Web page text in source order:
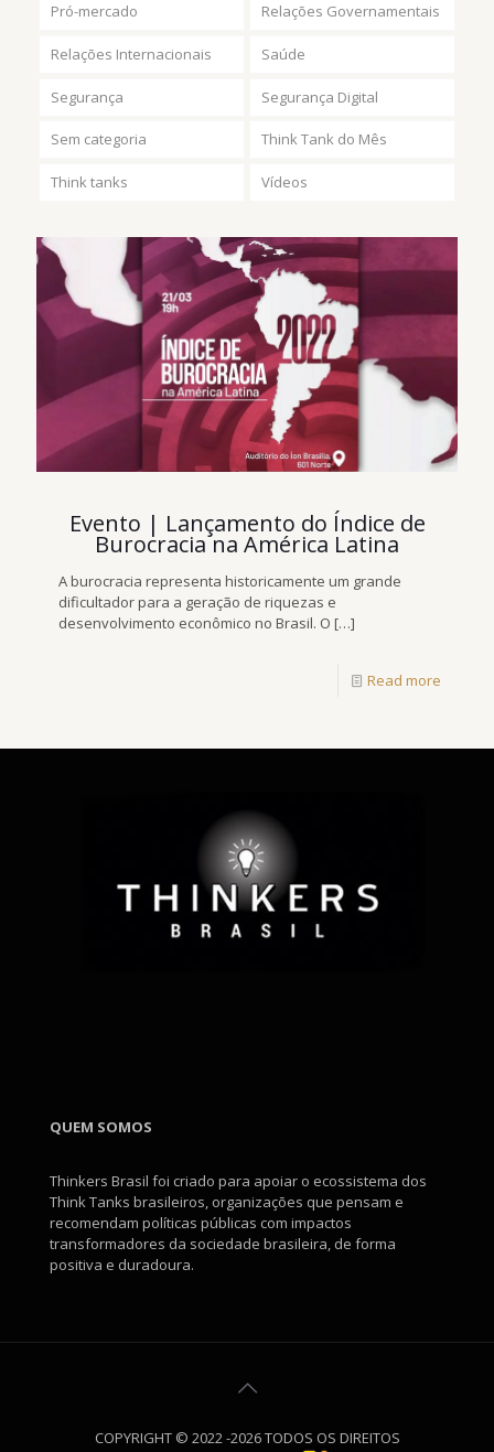
Pró-mercado Relações Governamentais
Relações Internacionais Saúde
Segurança Segurança Digital
Sem categoria Think Tank do Mês
Think tanks Vídeos
Evento | Lançamento do Índice de
Burocracia na América Latina
A burocracia representa historicamente um grande
dificultador para a geração de riquezas e
desenvolvimento econômico no Brasil. O […]
Read more
QUEM SOMOS
Thinkers Brasil foi criado para apoiar o ecossistema dos
Think Tanks brasileiros, organizações que pensam e
recomendam políticas públicas com impactos
transformadores da sociedade brasileira, de forma
positiva e duradoura.
COPYRIGHT © 2022 -2026 TODOS OS DIREITOS